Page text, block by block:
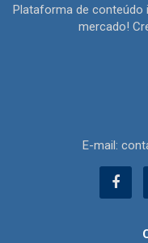
Plataforma de conteúdo
mercado!
E-mail: